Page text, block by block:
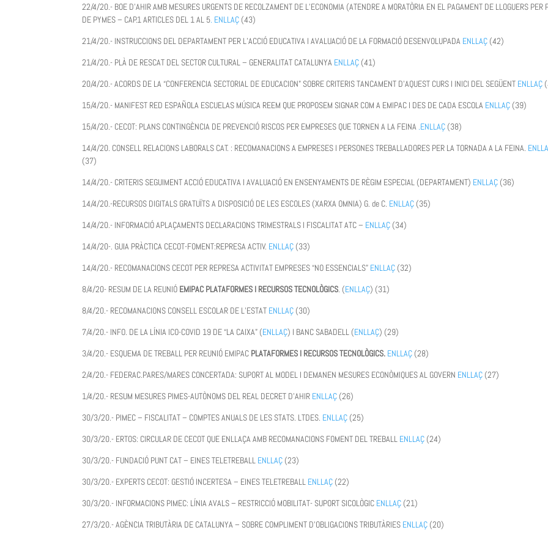
22/4/20.- BOE D’AHIR AMB MESURES URGENTS DE RECOLZAMENT DE L’ECONOMIA (ATENDRE A MORATÒRIA EN EL PAGAMENT DE LLOGUERS PER
DE PYMES – CAP.1 ARTICLES DEL 1 AL 5. ENLLAÇ (43)
21/4/20.- INSTRUCCIONS DEL DEPARTAMENT PER L’ACCIÓ EDUCATIVA I AVALUACIÓ DE LA FORMACIÓ DESENVOLUPADA ENLLAÇ (42)
21/4/20.- PLÀ DE RESCAT DEL SECTOR CULTURAL – GENERALITAT CATALUNYA ENLLAÇ (41)
20/4/20.- ACORDS DE LA “CONFERENCIA SECTORIAL DE EDUCACION” SOBRE CRITERIS TANCAMENT D’AQUEST CURS I INICI DEL SEGÜENT ENLLAÇ
15/4/20.- MANIFEST RED ESPAÑOLA ESCUELAS MÚSICA REEM QUE PROPOSEM SIGNAR COM A EMIPAC I DES DE CADA ESCOLA ENLLAÇ (39)
15/4/20.- CECOT: PLANS CONTINGÈNCIA DE PREVENCIÓ RISCOS PER EMPRESES QUE TORNEN A LA FEINA .ENLLAÇ (38)
14/4/20. CONSELL RELACIONS LABORALS CAT. : RECOMANACIONS A EMPRESES I PERSONES TREBALLADORES PER LA TORNADA A LA FEINA.
(37)
14/4/20.- CRITERIS SEGUIMENT ACCIÓ EDUCATIVA I AVALUACIÓ EN ENSENYAMENTS DE RÈGIM ESPECIAL (DEPARTAMENT) ENLLAÇ (36)
14/4/20.-RECURSOS DIGITALS GRATUÏTS A DISPOSICIÓ DE LES ESCOLES (XARXA OMNIA) G. de C. ENLLAÇ (35)
14/4/20.- INFORMACIÓ APLAÇAMENTS DECLARACIONS TRIMESTRALS I FISCALITAT ATC – ENLLAÇ (34)
14/4/20-. GUIA PRÀCTICA CECOT-FOMENT:REPRESA ACTIV. ENLLAÇ (33)
14/4/20.- RECOMANACIONS CECOT PER REPRESA ACTIVITAT EMPRESES “NO ESSENCIALS” ENLLAÇ (32)
8/4/20- RESUM DE LA REUNIÓ EMIPAC PLATAFORMES I RECURSOS TECNOLÒGICS. (ENLLAÇ) (31)
8/4/20.- RECOMANACIONS CONSELL ESCOLAR DE L’ESTAT ENLLAÇ (30)
7/4/20.- INFO. DE LA LÍNIA ICO-COVID 19 DE “LA CAIXA” (ENLLAÇ) I BANC SABADELL (ENLLAÇ) (29)
3/4/20.- ESQUEMA DE TREBALL PER REUNIÓ EMIPAC PLATAFORMES I RECURSOS TECNOLÒGICS. ENLLAÇ (28)
2/4/20.- FEDERAC.PARES/MARES CONCERTADA: SUPORT AL MODEL I DEMANEN MESURES ECONÒMIQUES AL GOVERN ENLLAÇ (27)
1/4/20.- RESUM MESURES PIMES-AUTÒNOMS DEL REAL DECRET D’AHIR ENLLAÇ (26)
30/3/20.- PIMEC – FISCALITAT – COMPTES ANUALS DE LES STATS. LTDES. ENLLAÇ (25)
30/3/20.- ERTOS: CIRCULAR DE CECOT QUE ENLLAÇA AMB RECOMANACIONS FOMENT DEL TREBALL ENLLAÇ (24)
30/3/20.- FUNDACIÓ PUNT CAT – EINES TELETREBALL ENLLAÇ (23)
30/3/20.- EXPERTS CECOT: GESTIÓ INCERTESA – EINES TELETREBALL ENLLAÇ (22)
30/3/20.- INFORMACIONS PIMEC: LÍNIA AVALS – RESTRICCIÓ MOBILITAT- SUPORT SICOLÒGIC ENLLAÇ (21)
27/3/20.- AGÈNCIA TRIBUTÀRIA DE CATALUNYA – SOBRE COMPLIMENT D’OBLIGACIONS TRIBUTÀRIES ENLLAÇ (20)